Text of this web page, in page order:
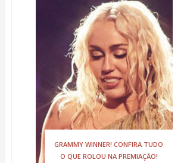
GRAMMY WINNER! CONFIRA TUDO
O QUE ROLOU NA PREMIAÇÃO!